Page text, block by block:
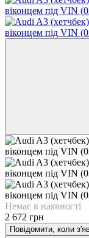
Немає в наявності
2 672 грн
Повідомити, коли